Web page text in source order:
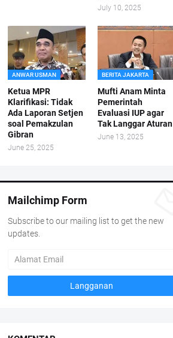
July 10, 2025
ANWAR USMAN
Ketua MPR
Klarifikasi: Tidak
Ada Laporan Setjen
soal Pemakzulan
Gibran
June 25, 2025
BERITA JAKARTA
Mufti Anam Minta
Pemerintah
Evaluasi IUP agar
Tak Langgar Aturan
June 13, 2025
Mailchimp Form
Subscribe to our mailing list to get the new
updates.